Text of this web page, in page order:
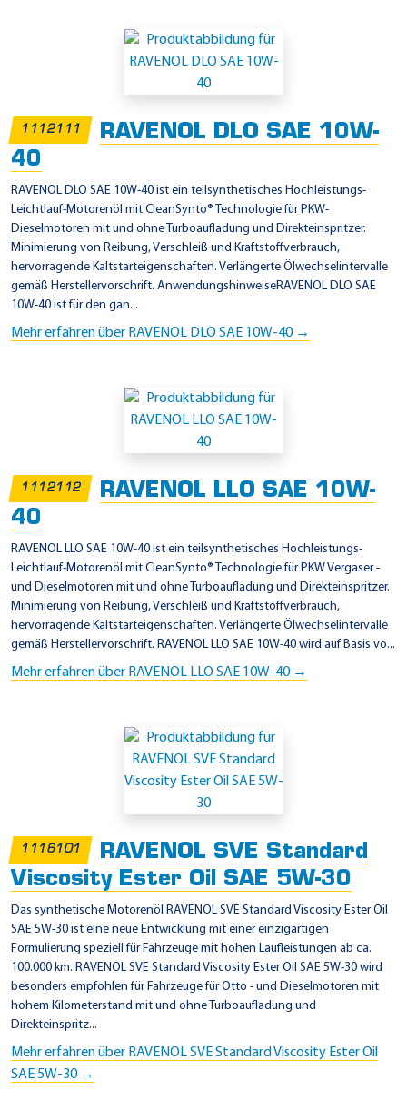
1112111
RAVENOL DLO SAE 10W-
40
RAVENOL DLO SAE 10W-40 ist ein teilsynthetisches Hochleistungs-
Leichtlauf-Motorenöl mit CleanSynto® Technologie für PKW-
Dieselmotoren mit und ohne Turboaufladung und Direkteinspritzer.
Minimierung von Reibung, Verschleiß und Kraftstoffverbrauch,
hervorragende Kaltstarteigenschaften. Verlängerte Ölwechselintervalle
gemäß Herstellervorschrift. AnwendungshinweiseRAVENOL DLO SAE
10W-40 ist für den gan...
Mehr erfahren über RAVENOL DLO SAE 10W-40 →
1112112
RAVENOL LLO SAE 10W-
40
RAVENOL LLO SAE 10W-40 ist ein teilsynthetisches Hochleistungs-
Leichtlauf-Motorenöl mit CleanSynto® Technologie für PKW Vergaser -
und Dieselmotoren mit und ohne Turboaufladung und Direkteinspritzer.
Minimierung von Reibung, Verschleiß und Kraftstoffverbrauch,
hervorragende Kaltstarteigenschaften. Verlängerte Ölwechselintervalle
gemäß Herstellervorschrift. RAVENOL LLO SAE 10W-40 wird auf Basis vo...
Mehr erfahren über RAVENOL LLO SAE 10W-40 →
1116101
RAVENOL SVE Standard
Viscosity Ester Oil SAE 5W-30
Das synthetische Motorenöl RAVENOL SVE Standard Viscosity Ester Oil
SAE 5W-30 ist eine neue Entwicklung mit einer einzigartigen
Formulierung speziell für Fahrzeuge mit hohen Laufleistungen ab ca.
100.000 km. RAVENOL SVE Standard Viscosity Ester Oil SAE 5W-30 wird
besonders empfohlen für Fahrzeuge für Otto - und Dieselmotoren mit
hohem Kilometerstand mit und ohne Turboaufladung und
Direkteinspritz...
Mehr erfahren über RAVENOL SVE Standard Viscosity Ester Oil
SAE 5W-30 →